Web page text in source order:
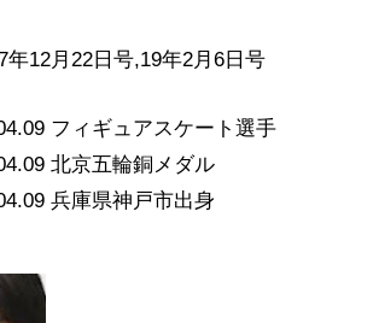
年12月22日号,19年2月6日号
フィギュアスケート選手
北京五輪銅メダル
兵庫県神戸市出身